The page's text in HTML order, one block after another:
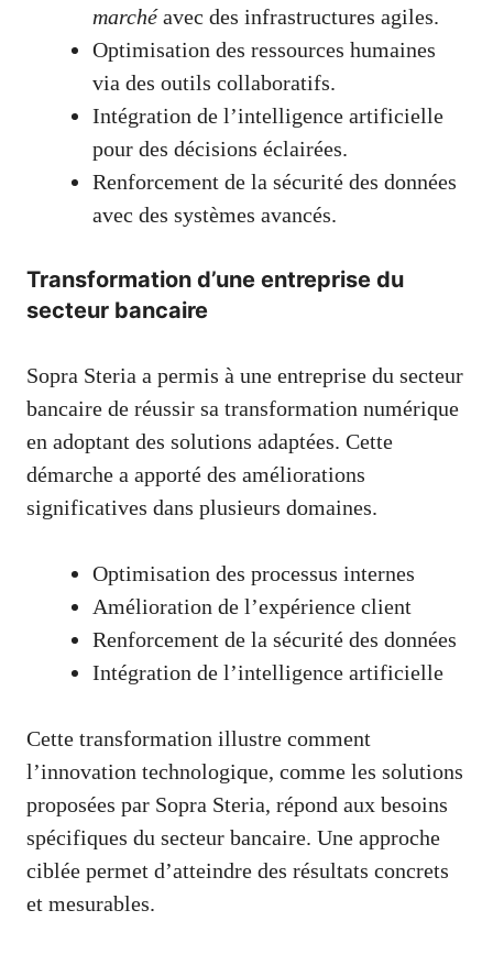
marchéavec des infrastructures agiles.
Optimisation des ressources humaines
via des outils collaboratifs.
Intégration de l’intelligence artificielle
pour des décisions éclairées.
Renforcement de la sécurité des données
avec des systèmes avancés.
Transformation d’une entreprise du
secteur bancaire
Sopra Steria a permis à une entreprise du secteur
bancaire de réussir sa transformation numérique
en adoptant des solutions adaptées. Cette
démarche a apporté des améliorations
significatives dans plusieurs domaines.
Optimisation des processus internes
Amélioration de l’expérience client
Renforcement de la sécurité des données
Intégration de l’intelligence artificielle
Cette transformation illustre comment
l’innovation technologique, comme les solutions
proposées par Sopra Steria, répond aux besoins
spécifiques du secteur bancaire. Une approche
ciblée permet d’atteindre des résultats concrets
et mesurables.